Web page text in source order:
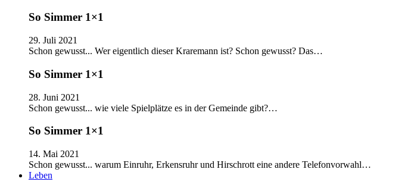
So Simmer 1×1
29. Juli 2021
Schon gewusst... Wer eigentlich dieser Kraremann ist? Schon gewusst? Das…
So Simmer 1×1
28. Juni 2021
Schon gewusst... wie viele Spielplätze es in der Gemeinde gibt?…
So Simmer 1×1
14. Mai 2021
Schon gewusst... warum Einruhr, Erkensruhr und Hirschrott eine andere Telefonvorwahl…
Leben